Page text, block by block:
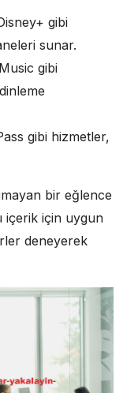
gibi
sunar.
gibi
gibi hizmetler,
bir eğlence
içerik için uygun
deneyerek